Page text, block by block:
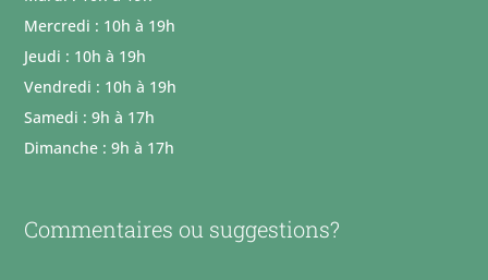
Mercredi : 10h à 19h
Jeudi : 10h à 19h
Vendredi : 10h à 19h
Samedi : 9h à 17h
Dimanche : 9h à 17h
Commentaires ou suggestions?